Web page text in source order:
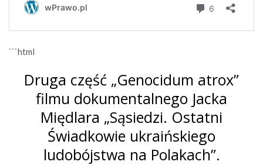
```html
Druga część „Genocidum atrox”
filmu dokumentalnego Jacka
Międlara „Sąsiedzi. Ostatni
Świadkowie ukraińskiego
ludobójstwa na Polakach”.